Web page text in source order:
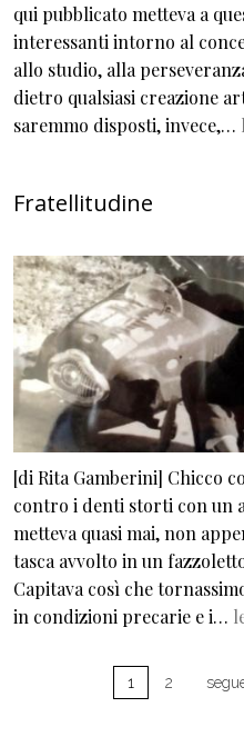
qui pubblicato metteva a
interessanti intorno al
allo studio, alla
dietro qualsiasi creazione
saremmo disposti, invece,…
Fratellitudine
[di Rita Gamberini] Chicco
contro i denti storti con un
metteva quasi mai, non
tasca avvolto in un
Capitava così che
in condizioni precarie e i…
1 2